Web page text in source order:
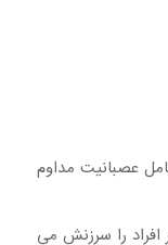
عصبانیت مداوم
را سرزنش می